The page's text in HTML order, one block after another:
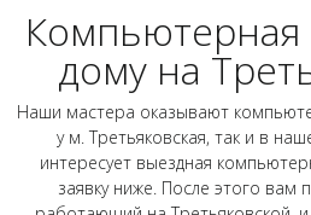
дому на
Наши мастера оказывают
у м. Третьяковская, так и в
интересует выездная
заявку ниже. После этого вам